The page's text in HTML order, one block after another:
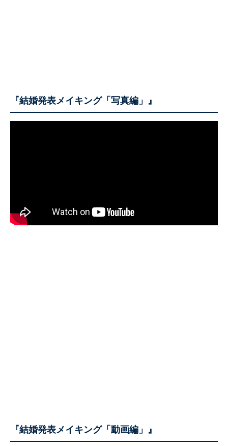
『結婚発表メイキング「写真編」』
『結婚発表メイキング「動画編」』